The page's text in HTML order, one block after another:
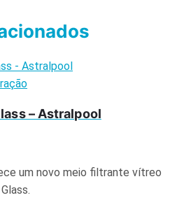
– Astralpool
um novo meio filtrante vítreo